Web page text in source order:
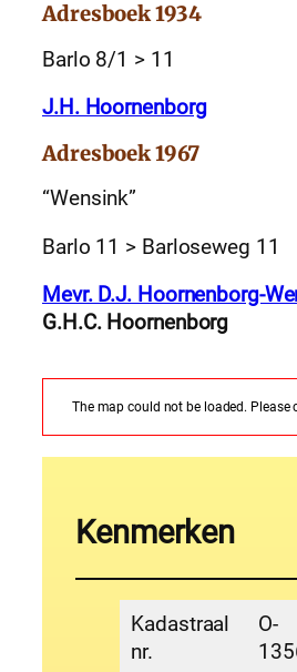
Adresboek 1934
Barlo 8/1 > 11
J.H. Hoornenborg
Adresboek 1967
“Wensink”
Barlo 11 > Barloseweg 11
Mevr. D.J. Hoornenborg-
G.H.C. Hoornenborg
The map could not be loaded. Please
Kenmerken
Kadastraal
nr.
O-